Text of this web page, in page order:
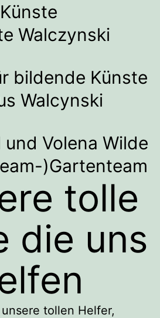
Künste
Walczynski
bildende Künste
Walcynski
und Volena Wilde
)Gartenteam
tolle
die uns
tollen Helfer,